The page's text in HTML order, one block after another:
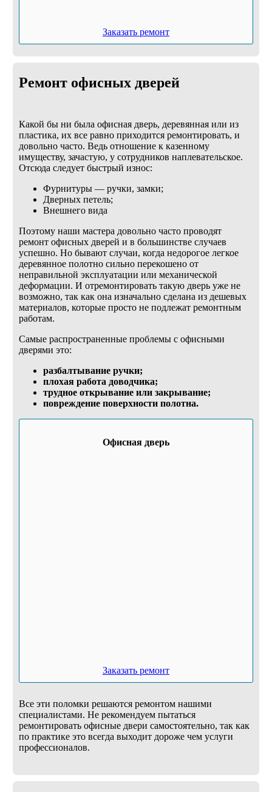
Заказать ремонт
Ремонт офисных дверей
Какой бы ни была офисная дверь, деревянная или из
пластика, их все равно приходится ремонтировать, и
довольно часто. Ведь отношение к казенному
имуществу, зачастую, у сотрудников наплевательское.
Отсюда следует быстрый износ:
Фурнитуры — ручки, замки;
Дверных петель;
Внешнего вида
Поэтому наши мастера довольно часто проводят
ремонт офисных дверей и в большинстве случаев
успешно. Но бывают случаи, когда недорогое легкое
деревянное полотно сильно перекошено от
неправильной эксплуатации или механической
деформации. И отремонтировать такую дверь уже не
возможно, так как она изначально сделана из дешевых
материалов, которые просто не подлежат ремонтным
работам.
Самые распространенные проблемы с офисными
дверями это:
разбалтывание ручки;
плохая работа доводчика;
трудное открывание или закрывание;
повреждение поверхности полотна.
Офисная дверь
Заказать ремонт
Все эти поломки решаются ремонтом нашими
специалистами. Не рекомендуем пытаться
ремонтировать офисные двери самостоятельно, так как
по практике это всегда выходит дороже чем услуги
профессионалов.